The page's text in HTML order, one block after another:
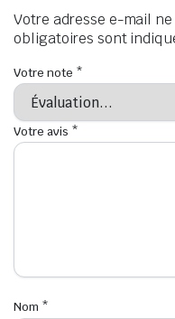
Votre adresse e-mail
obligatoires sont
Votre note *
Votre avis *
Nom *